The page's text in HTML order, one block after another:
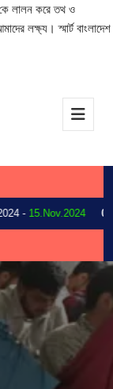
কে লালন করে তথ ও
লক্ষ্য। স্মার্ট বাংলাদেশ
-15.Nov.2024 03.